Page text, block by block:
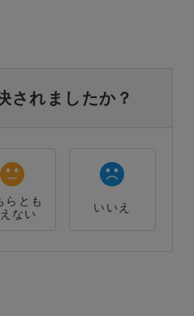
されましたか？
らとも
ない
いいえ